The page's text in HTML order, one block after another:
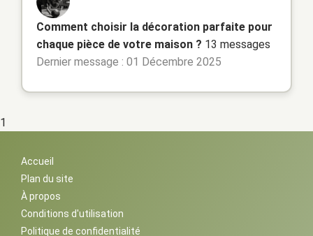
Comment choisir la décoration parfaite pour
chaque pièce de votre maison ? 13 messages
Dernier message : 01 Décembre 2025
1
Accueil
Plan du site
À propos
Conditions d'utilisation
Politique de confidentialité